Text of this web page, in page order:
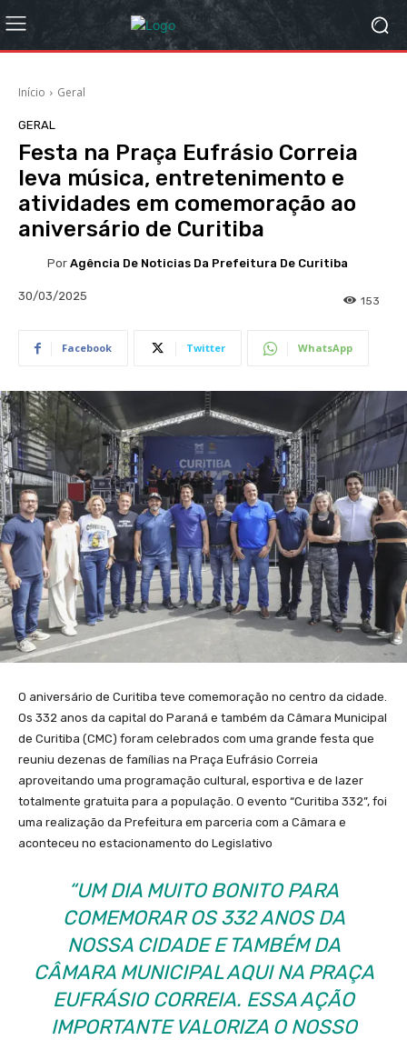
Início Geral
GERAL
Festa na Praça Eufrásio Correia
leva música, entretenimento e
atividades em comemoração ao
aniversário de Curitiba
Por Agência De Noticias Da Prefeitura De Curitiba
30/03/2025 153
Facebook Twitter WhatsApp
O aniversário de Curitiba teve comemoração no centro da cidade.
Os 332 anos da capital do Paraná e também da Câmara Municipal
de Curitiba (CMC) foram celebrados com uma grande festa que
reuniu dezenas de famílias na Praça Eufrásio Correia
aproveitando uma programação cultural, esportiva e de lazer
totalmente gratuita para a população. O evento “Curitiba 332”, foi
uma realização da Prefeitura em parceria com a Câmara e
aconteceu no estacionamento do Legislativo
“UM DIA MUITO BONITO PARA
COMEMORAR OS 332 ANOS DA
NOSSA CIDADE E TAMBÉM DA
CÂMARA MUNICIPAL AQUI NA PRAÇA
EUFRÁSIO CORREIA. ESSA AÇÃO
IMPORTANTE VALORIZA O NOSSO